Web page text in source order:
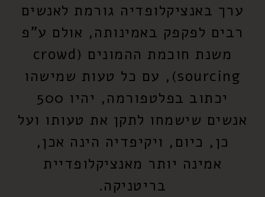
ערך באנציקלופדיה גורמת לאנשים
רבים לפקפק באמינותה, אולם ע"פ
משנת חוכמת ההמונים (crowd
sourcing), עם כל טעות שמישהו
יכתוב בפלטפורמה, יהיו 500
אנשים שישמחו לתקן את טעותו ועל
כן, כיום, ויקיפדיה הינה אכן,
אמינה יותר מאנציקלופדיית
בריטניקה.